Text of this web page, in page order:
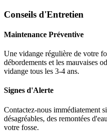
Conseils d'Entretien
Maintenance Préventive
Une vidange régulière de votre
débordements et les mauvaises
vidange tous les 3-4 ans.
Signes d'Alerte
Contactez-nous immédiatement
désagréables, des remontées
votre fosse.